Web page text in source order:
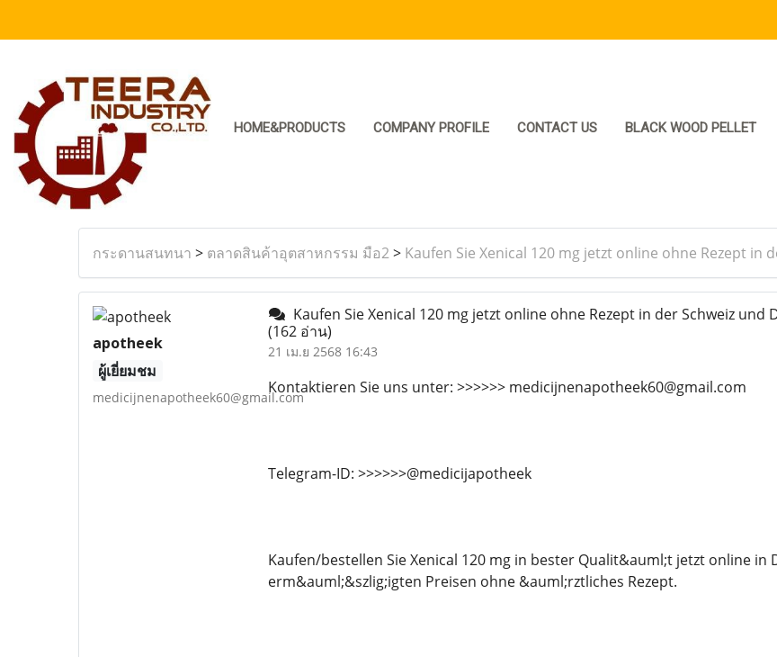
HOME&PRODUCTS COMPANY PROFILE CONTACT US BLACK WOOD PELLET
กระดานสนทนา > ตลาดสินค้าอุตสาหกรรม มือ2> Kaufen Sie Xenical 120 mg jetzt online ohne Rezept in
apotheek
ผู้เยี่ยมชม
medicijnenapotheek60@gmail.com
Kaufen Sie Xenical 120 mg jetzt online ohne Rezept in der Schweiz und
(162 อ่าน)
21 เม.ย 2568 16:43
Kontaktieren Sie uns unter: >>>>>> medicijnenapotheek60@gmail.com
Telegram-ID: >>>>>>@medicijapotheek
Kaufen/bestellen Sie Xenical 120 mg in bester Qualit&auml;t jetzt online
erm&auml;&szlig;igten Preisen ohne &auml;rztliches Rezept.